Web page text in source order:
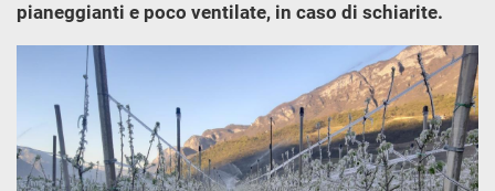
pianeggianti e poco ventilate, in caso di schiarite.